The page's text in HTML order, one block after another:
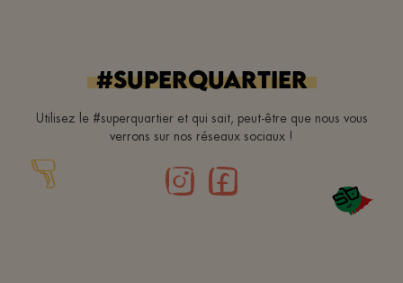
#superquartier
Utilisez le #superquartier et qui sait, peut-être que nous vous
verrons sur nos réseaux sociaux !